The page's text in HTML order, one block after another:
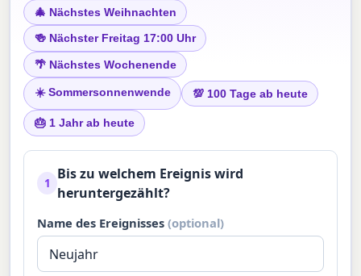
🎄 Nächstes Weihnachten
🍻 Nächster Freitag 17:00 Uhr
🌴 Nächstes Wochenende
☀️ Sommersonnenwende 💯 100 Tage ab heute
🎂 1 Jahr ab heute
1
Bis zu welchem Ereignis wird
heruntergezählt?
Name des Ereignisses(optional)